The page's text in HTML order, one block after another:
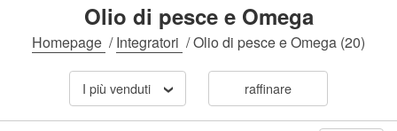
Olio di pesce e Omega
Homepage /Integratori /Olio di pesce e Omega (20)
I più venduti raffinare